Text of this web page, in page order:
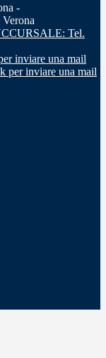
-
Tel.
inviare una mail
per inviare una mail